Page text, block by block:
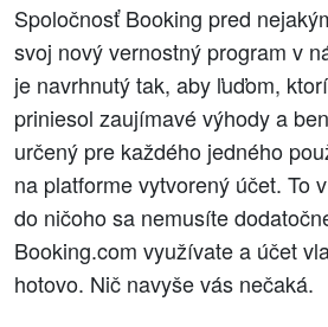
Spoločnosť Booking pred
svoj nový vernostný program v
je navrhnutý tak, aby ľuďom,
priniesol zaujímavé výhody a
určený pre každého jedného
na platforme vytvorený účet. To
do ničoho sa nemusíte
Booking.com využívate a účet
hotovo. Nič navyše vás nečaká.